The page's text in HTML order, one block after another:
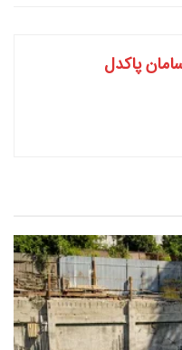
پاکدل